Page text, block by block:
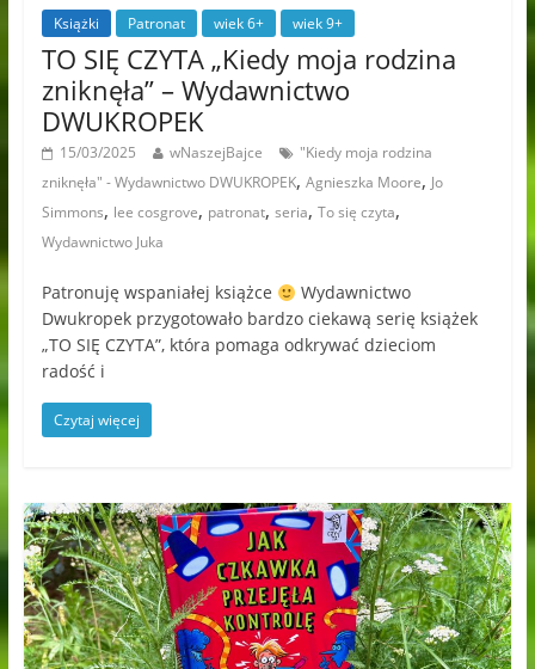
Książki Patronat wiek 6+ wiek 9+
TO SIĘ CZYTA „Kiedy moja rodzina
zniknęła” – Wydawnictwo
DWUKROPEK
15/03/2025 wNaszejBajce
"Kiedy moja rodzina
zniknęła" - Wydawnictwo DWUKROPEK, Agnieszka Moore, Jo
Simmons, lee cosgrove, patronat, seria, To się czyta,
Wydawnictwo Juka
Patronuję wspaniałej książce
Wydawnictwo
Dwukropek przygotowało bardzo ciekawą serię książek
„TO SIĘ CZYTA”, która pomaga odkrywać dzieciom
radość i
Czytaj więcej